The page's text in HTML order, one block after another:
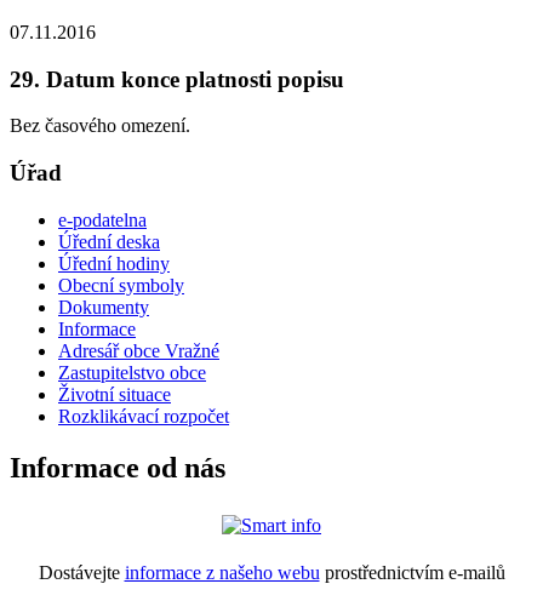
07.11.2016
29. Datum konce platnosti popisu
Bez časového omezení.
Úřad
e-podatelna
Úřední deska
Úřední hodiny
Obecní symboly
Dokumenty
Informace
Adresář obce Vražné
Zastupitelstvo obce
Životní situace
Rozklikávací rozpočet
Informace od nás
Dostávejte informace z našeho webu prostřednictvím e-mailů